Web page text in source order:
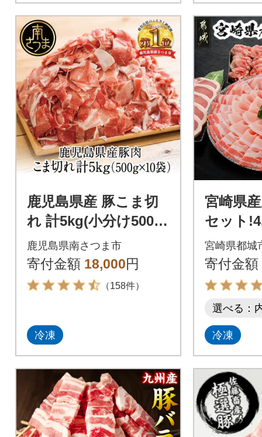
鹿児島県産 豚こま切
れ 計5kg(小分け500g
×10袋)国産 細切れ 小
分け 冷凍
鹿児島県南さつま市
寄付金額 18,000円
（158件）
冷凍
宮崎県
セット
宮崎県都城
寄付金額
選べる：
冷凍